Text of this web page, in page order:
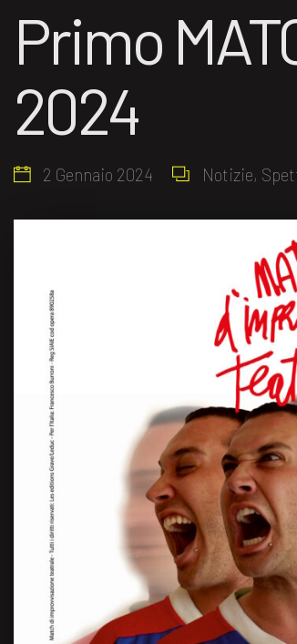
Primo
2024
2 Gennaio 2024 Notizie,